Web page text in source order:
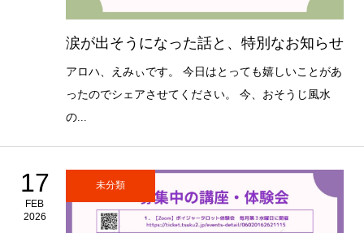
涙が出そうになった話と、特別なお知らせ
アロハ、えみぃです。 今日はとっても嬉しいことがあ
ったのでシェアさせてください。 今、おそうじ風水
の...
17
FEB
2026
未分類